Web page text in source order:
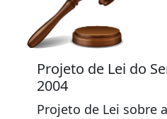
Projeto de Lei do
2004
Projeto de Lei sobre